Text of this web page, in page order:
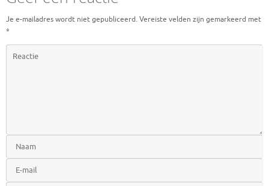
Je e-mailadres wordt niet gepubliceerd. Vereiste velden zijn gemarkeerd met
*